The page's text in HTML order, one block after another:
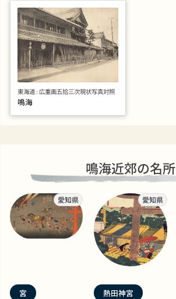
東海道 : 広重画五拾三次現状写真対照
鳴海
鳴海近郊の名所
愛知県
宮
愛知県
熱田神宮